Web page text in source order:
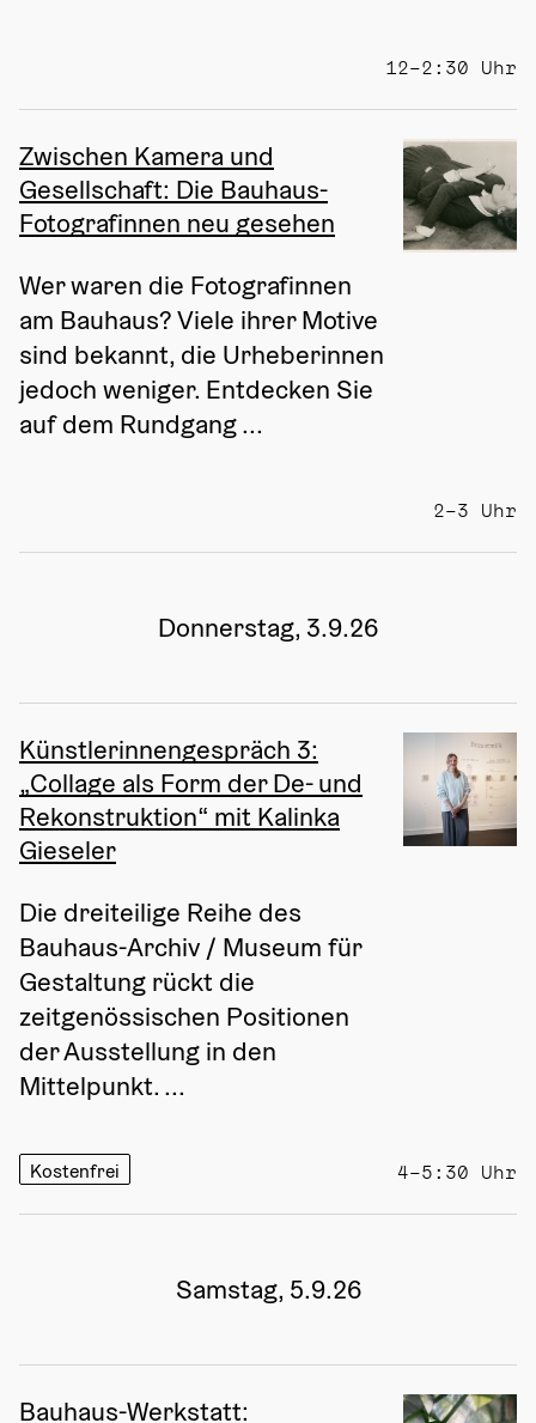
12–2:30 Uhr
Zwischen Kamera und
Gesellschaft: Die Bauhaus-
Fotografinnen neu gesehen
Wer waren die Fotografinnen
am Bauhaus? Viele ihrer Motive
sind bekannt, die Urheberinnen
jedoch weniger. Entdecken Sie
auf dem Rundgang ...
2–3 Uhr
Donnerstag, 3.9.26
Künstlerinnengespräch 3:
„Collage als Form der De- und
Rekonstruktion“ mit Kalinka
Gieseler
Die dreiteilige Reihe des
Bauhaus-Archiv / Museum für
Gestaltung rückt die
zeitgenössischen Positionen
der Ausstellung in den
Mittelpunkt. ...
Kostenfrei 4–5:30 Uhr
Samstag, 5.9.26
Bauhaus-Werkstatt: